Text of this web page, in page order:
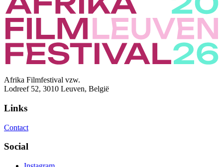
Afrika Filmfestival vzw.
Lodreef 52, 3010 Leuven, België
Links
Contact
Social